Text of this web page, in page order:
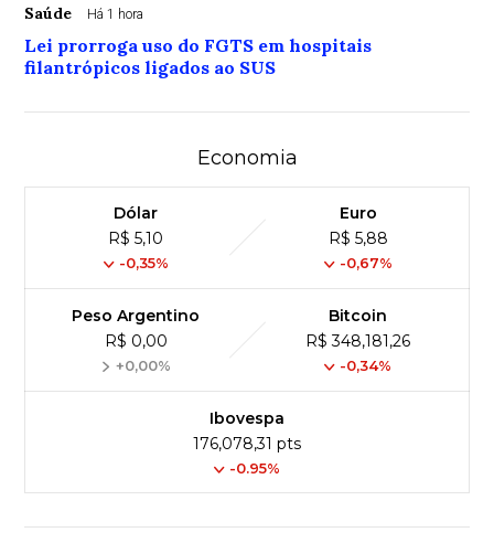
Saúde Há 1 hora
Lei prorroga uso do FGTS em hospitais
filantrópicos ligados ao SUS
Economia
Dólar
R$ 5,10
-0,35%
Euro
R$ 5,88
-0,67%
Peso Argentino
R$ 0,00
+0,00%
Bitcoin
R$ 348,181,26
-0,34%
Ibovespa
176,078,31 pts
-0.95%